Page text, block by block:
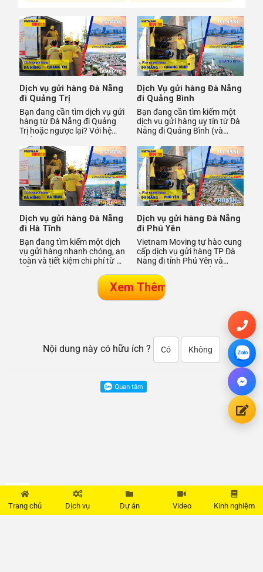
Dịch vụ gửi hàng Đà Nẵng
đi Quảng Trị
Bạn đang cần tìm dịch vụ gửi
hàng từ Đà Nẵng đi Quảng
Trị hoặc ngược lại? Với hệ
hàng ngày, Vietnam Moving
Dịch Vụ gửi hàng Đà Nẵng
đi Quảng Bình
Bạn đang cần tìm kiếm một
dịch vụ gửi hàng uy tín từ Đà
Nẵng đi Quảng Bình (và
chính là giải pháp lý tư
Dịch vụ gửi hàng Đà Nẵng
đi Hà Tĩnh
Bạn đang tìm kiếm một dịch
vụ gửi hàng nhanh chóng, an
toàn và tiết kiệm chi phí từ Đà
Dịch vụ gửi hàng Đà Nẵng
đi Phú Yên
Vietnam Moving tự hào cung
cấp dịch vụ gửi hàng TP Đà
Nẵng đi tỉnh Phú Yên và
hàng nhanh, chuyển phát nh
Nội dung này có hữu ích ? Có Không
Cam kết đền bù 100%
đồ đạc đánh mất, đỗ vỡ.
Quy trình chuyên nghiệp
Trang chủ Dịch vụ Dự án Video Kinh nghiệm